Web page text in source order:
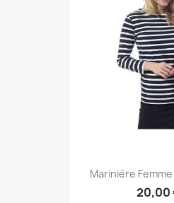
Marinière
20,00